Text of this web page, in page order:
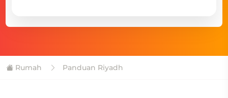
Rumah Panduan Riyadh